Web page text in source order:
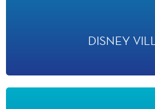
DISNEY